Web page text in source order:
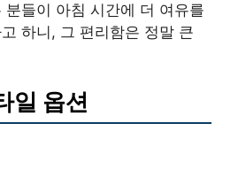
분들이 아침 시간에 더 여유를
하니, 그 편리함은 정말 큰
일 옵션